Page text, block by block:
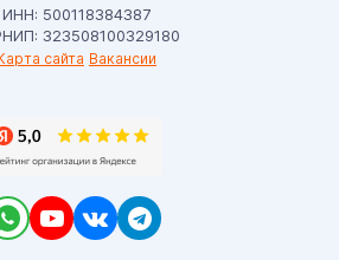
ИНН: 500118384387
323508100329180
сайта Вакансии